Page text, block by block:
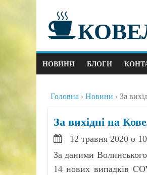
НОВИНИ БЛОГИ
Головна Новини За
За вихідні на
12 травня 2020 о
За даними
14 нових випадків